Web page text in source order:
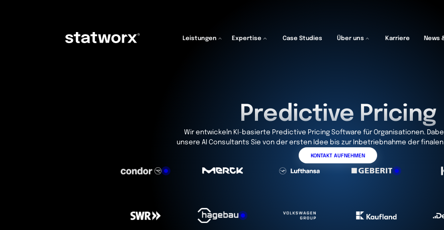
Leistungen Expertise Case Studies Über uns Karriere News
Predictive Pricing
Wir entwickeln KI-basierte Predictive Pricing Software für Organisationen.
unsere AI Consultants Sie von der ersten Idee bis zur Inbetriebnahme der
KONTAKT AUFNEHMEN